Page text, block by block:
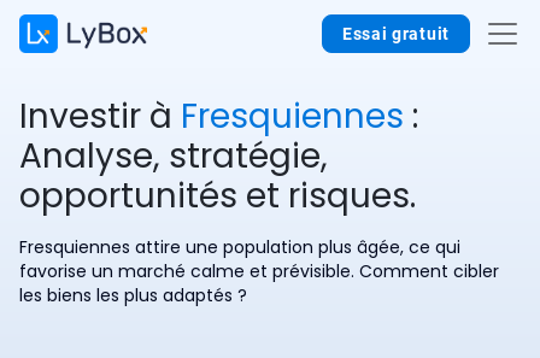
Essai gratuit
Investir à Fresquiennes :
Analyse, stratégie,
opportunités et risques.
Fresquiennes attire une population plus âgée, ce qui
favorise un marché calme et prévisible. Comment cibler
les biens les plus adaptés ?